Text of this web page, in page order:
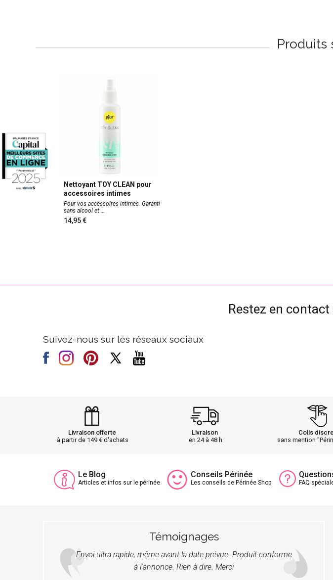
Produits
Nettoyant TOY CLEAN pour
accessoires intimes
Pour vos accessoires intimes. Garanti
sans alcool et
14,95
Restez en contact
Suivez-nous sur les réseaux sociaux
Livraison offerte
à partir de 149 € d'achats
Livraison
en 24 à 48 h
Colis
sans mention
Le Blog
Articles et infos sur le périnée
Conseils Périnée
Les conseils de Périnée Shop FAQ
Témoignages
Envoi ultra rapide, même avant la date prévue. Produit conforme
à l'annonce. Rien à dire. Merci